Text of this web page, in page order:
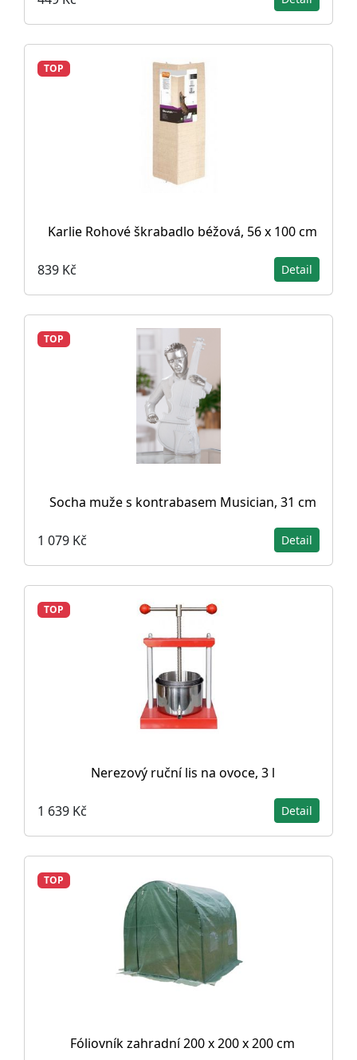
TOP
Karlie Rohové škrabadlo béžová, 56 x 100 cm
839 Kč Detail
TOP
Socha muže s kontrabasem Musician, 31 cm
1 079 Kč Detail
TOP
Nerezový ruční lis na ovoce, 3 l
1 639 Kč Detail
TOP
Fóliovník zahradní 200 x 200 x 200 cm